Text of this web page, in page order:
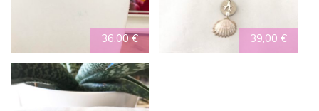
36,00€ 39,00 €